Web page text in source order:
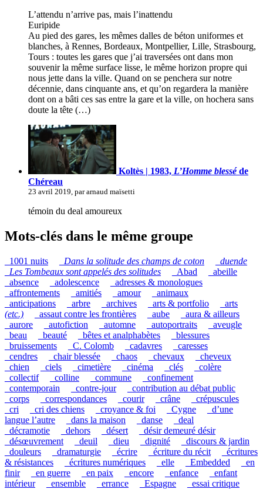
L’attendu n’arrive pas, mais l’inattendu
Euripide
Au pied des gares, les mêmes dalles de béton uniformes et
blanches, à Rennes, Bordeaux, Montpellier, Lille, Strasbourg,
Tours : toutes les gares que j’ai traversées ont dans mon
souvenir la même surface lisse, le même horizon propre qui
nous jette dans la ville. Quand on se penchera sur notre
décennie, dans cinquante ans, et qu’on regardera la manière
dont on a bâti ces sas entre la gare et la ville, on hochera sans
doute la tête (…)
Koltès | 1983, L’Homme blesséde
Chéreau
23 avril 2019, par arnaud maïsetti
témoin du deal amoureux
Mots-clés dans le même groupe
_1001 nuits Dans la solitude des champs de coton
duende
Les Tombeaux sont appelés des solitudes _Abad
_abeille
_absence
_adolescence
_adresses & monologues
_affrontements
_amitiés _amour
_animaux
_anticipations
_arbre _archives _arts & portfolio
_arts
(etc.)
_assaut contre les frontières _aube
_aura & ailleurs
_aurore
_autofiction _automne _autoportraits
_aveugle
_beau
_beauté _bêtes et analphabètes
_blessures
_bruissements
_C. Colomb _cadavres
_caresses
_cendres
_chair blessée _chaos _chevaux
_cheveux
_chien
_ciels _cimetière _cinéma _clés
_colère
_collectif
_colline _commune
_confinement
_contemporain
_contre-jour
_contribution au débat public
_corps
_correspondances _courir _crâne
_crépuscules
_cri
_cri des chiens _croyance & foi _Cygne
_d’une
langue l’autre
_dans la maison _danse
_deal
_décramotie
_dehors _désert
_désir demeuré désir
_désœuvrement
_deuil _dieu _dignité
_discours & jardin
_douleurs
_dramaturgie _écrire _écriture du récit
_écritures
& résistances
_écritures numériques _elle _Embedded
_en
finir
_en guerre _en paix _encore _enfance
_enfant
intérieur
_ensemble _errance _Espagne
_essai critique